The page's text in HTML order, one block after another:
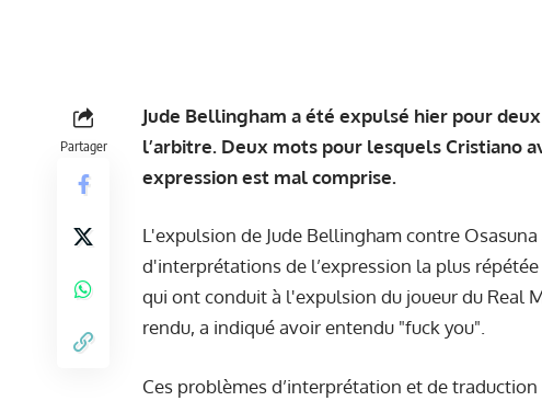
Partager
Jude Bellingham a été expulsé hier pour
l’arbitre. Deux mots pour lesquels Cristiano
expression est mal comprise.
L'expulsion de Jude Bellingham contre
d'interprétations de l’expression la plus
qui ont conduit à l'expulsion du joueur du Real
rendu, a indiqué avoir entendu "fuck you".
Ces problèmes d’interprétation et de